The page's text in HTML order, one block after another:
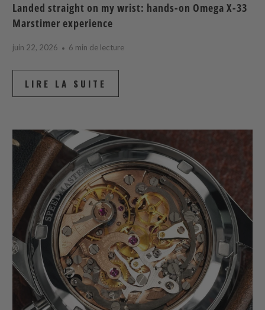
Landed straight on my wrist: hands-on Omega X-33
Marstimer experience
juin 22, 2026 6 min de lecture
LIRE LA SUITE